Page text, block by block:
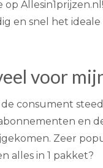
op
en snel het
voor
consument
en
Zeer
alles in 1 pakket?